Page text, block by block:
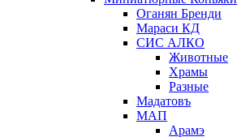
Оганян Бренди
Мараси КД
СИС АЛКО
Животные
Храмы
Разные
Мадатовъ
МАП
Арамэ